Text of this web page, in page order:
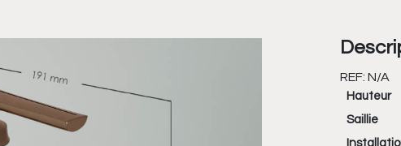
REF: N/A
Hauteur
Saillie